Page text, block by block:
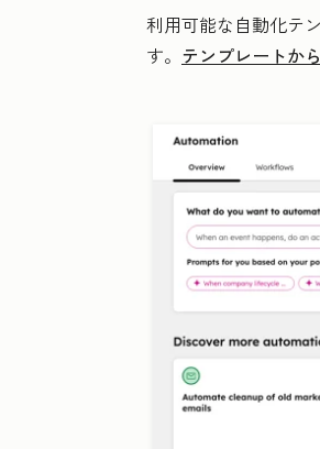
利用可能な自動化テ
す。 テンプレートか